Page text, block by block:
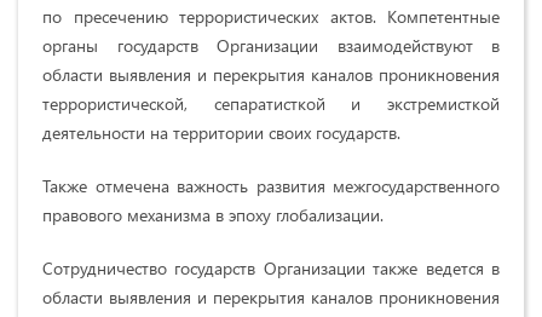
по пресечению террористических актов. Компетентные
органы государств Организации взаимодействуют в
области выявления и перекрытия каналов проникновения
террористической, сепаратисткой и экстремисткой
деятельности на территории своих государств.
Также отмечена важность развития межгосударственного
правового механизма в эпоху глобализации.
Сотрудничество государств Организации также ведется в
области выявления и перекрытия каналов проникновения